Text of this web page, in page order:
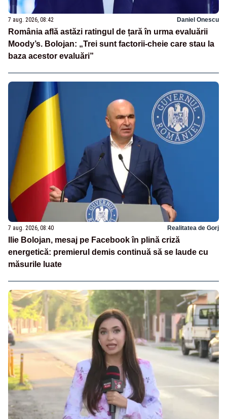
7 aug. 2026, 08:42 Daniel Onescu
România află astăzi ratingul de țară în urma evaluării
Moody’s. Bolojan: „Trei sunt factorii-cheie care stau la
baza acestor evaluări”
7 aug. 2026, 08:40 Realitatea de Gorj
Ilie Bolojan, mesaj pe Facebook în plină criză
energetică: premierul demis continuă să se laude cu
măsurile luate